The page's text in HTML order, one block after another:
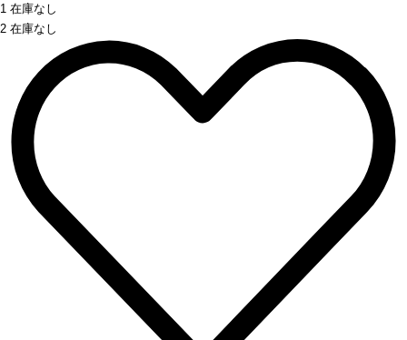
1 在庫なし
2 在庫なし